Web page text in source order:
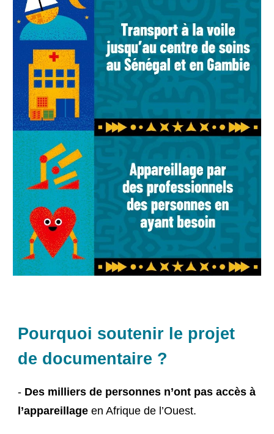
Pourquoi soutenir le projet
de documentaire ?
- Des milliers de personnes n’ont pas accès à
l’appareillage en Afrique de l’Ouest.